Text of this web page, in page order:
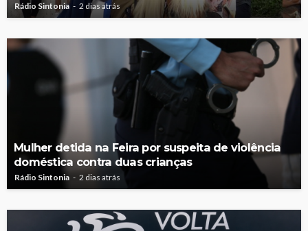
Rádio Sintonia 2 dias atrás
Mulher detida na Feira por suspeita de violência
doméstica contra duas crianças
Rádio Sintonia 2 dias atrás